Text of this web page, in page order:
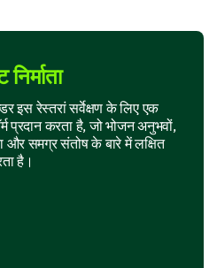
in your perspective
product.
do you find most
apply)
इस रेस्तरां सर्वेक्षण के लिए एक
प्रदान करता है, जो भोजन अनुभवों,
और समग्र संतोष के बारे में लक्षित
है।